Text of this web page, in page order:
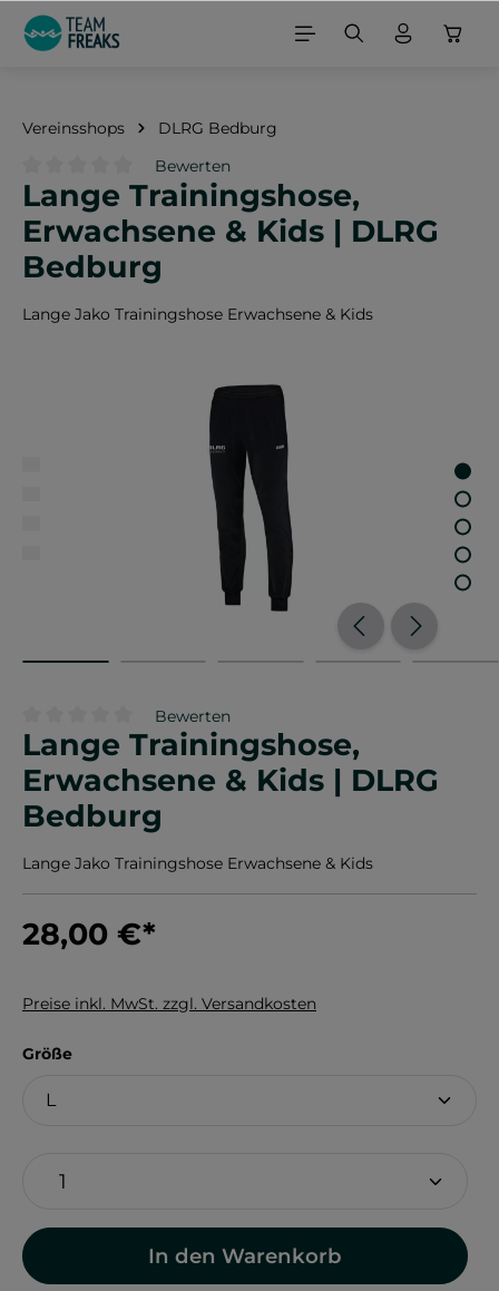
springen
Vereinsshops DLRG Bedburg
Durchschnittliche Bewertung von 0 von 5 Sternen
Bewerten
Lange Trainingshose,
Erwachsene & Kids | DLRG
Bedburg
Lange Jako Trainingshose Erwachsene & Kids
Durchschnittliche Bewertung von 0 von 5 Sternen
Bewerten
Lange Trainingshose,
Erwachsene & Kids | DLRG
Bedburg
Lange Jako Trainingshose Erwachsene & Kids
28,00 €*
Preise inkl. MwSt. zzgl. Versandkosten
Größeauswählen
In den Warenkorb